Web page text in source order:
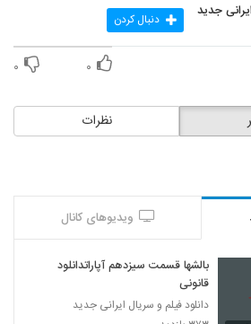
جدید دنبال کردن
۰ ۰
نظرات
ویدیوهای کانال
بالشها قسمت سیزدهم آپاراتدانلود
قانونی
دانلود فیلم و سریال ایرانی جدید